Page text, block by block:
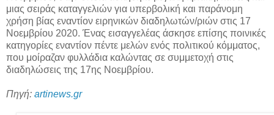
μιας σειράς καταγγελιών για υπερβολική και παράνομη
χρήση βίας εναντίον ειρηνικών διαδηλωτών/ριών στις 17
Νοεμβρίου 2020. Ένας εισαγγελέας άσκησε επίσης ποινικές
κατηγορίες εναντίον πέντε μελών ενός πολιτικού κόμματος,
που μοίραζαν φυλλάδια καλώντας σε συμμετοχή στις
διαδηλώσεις της 17ης Νοεμβρίου.
Πηγή: artinews.gr